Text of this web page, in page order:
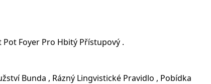
Foyer Pro Hbitý Přístupový .
Bunda , Rázný Lingvistické Pravidlo , Pobídka